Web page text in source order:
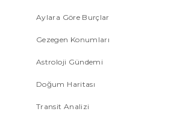
Aylara Göre Burçlar
Gezegen Konumları
Astroloji Gündemi
Doğum Haritası
Transit Analizi